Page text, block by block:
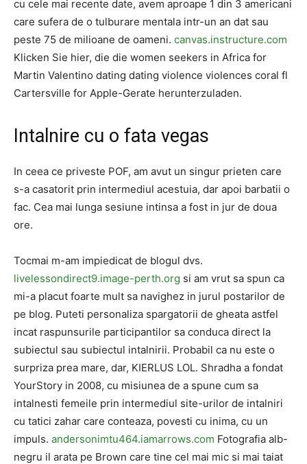
cu cele mai recente date, avem aproape 1 din 3 americani
care sufera de o tulburare mentala intr-un an dat sau
peste 75 de milioane de oameni. canvas.instructure.com
Klicken Sie hier, die die women seekers in Africa for
Martin Valentino dating dating violence violences coral fl
Cartersville for Apple-Gerate herunterzuladen.
Intalnire cu o fata vegas
In ceea ce priveste POF, am avut un singur prieten care
s-a casatorit prin intermediul acestuia, dar apoi barbatii o
fac. Cea mai lunga sesiune intinsa a fost in jur de doua
ore.
Tocmai m-am impiedicat de blogul dvs.
livelessondirect9.image-perth.org si am vrut sa spun ca
mi-a placut foarte mult sa navighez in jurul postarilor de
pe blog. Puteti personaliza spargatorii de gheata astfel
incat raspunsurile participantilor sa conduca direct la
subiectul sau subiectul intalnirii. Probabil ca nu este o
surpriza prea mare, dar, KIERLUS LOL. Shradha a fondat
YourStory in 2008, cu misiunea de a spune cum sa
intalnesti femeile prin intermediul site-urilor de intalniri
cu tatici zahar care conteaza, povesti cu inima, cu un
impuls. andersonimtu464.iamarrows.com Fotografia alb-
negru il arata pe Brown care tine cel mai mic si mai taiat